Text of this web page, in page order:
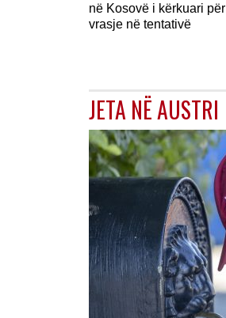
në Kosovë i kërkuari për
vrasje në tentativë
JETA NË AUSTRI